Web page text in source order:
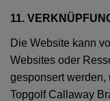
11.
Die Website kann
Websites oder
gesponsert werden,
Topgolf Callaway